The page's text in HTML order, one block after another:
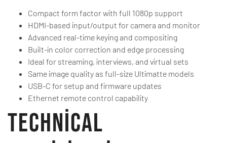
Compact form factor with full 1080p support
HDMI-based input/output for camera and monitor
Advanced real-time keying and compositing
Built-in color correction and edge processing
Ideal for streaming, interviews, and virtual sets
Same image quality as full-size Ultimatte models
USB-C for setup and firmware updates
Ethernet remote control capability
Technical